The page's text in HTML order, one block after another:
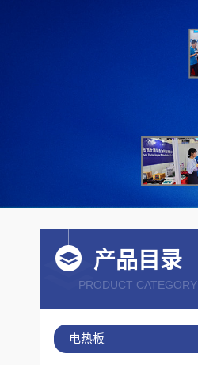
产品目录
PRODUCT CATEGORY
电热板